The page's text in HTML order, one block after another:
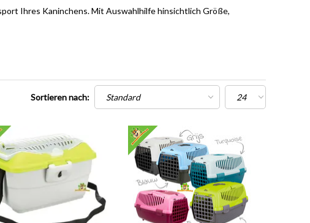
Ihres Kaninchens. Mit Auswahlhilfe hinsichtlich Größe,
Sortieren nach: